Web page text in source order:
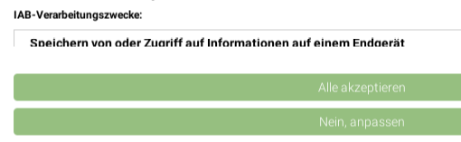
75203 Königsbach-Stein
Heute 08:00 - 20:00 Uhr | Schließt in 14 Min.
Josef-Kunz-Straße 3
IAB-Verarbeitungszwecke:
Speichern von oder Zugriff auf Informationen auf einem Endgerät
Verwendung reduzierter Daten zur Auswahl von Werbeanzeigen
Erstellung von Profilen für personalisierte Werbung
Alle akzeptieren
Nein, anpassen